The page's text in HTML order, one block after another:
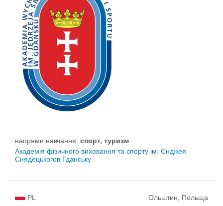
напрями навчання: спорт, туризм
Академія фізичного виховання та спорту ім. Єнджея
Снядецькогов Гданську
PL Ольштин, Польща